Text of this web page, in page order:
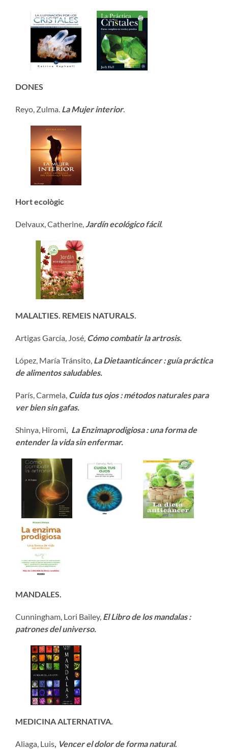
DONES
Reyo, Zulma. La Mujerinterior.
Hort ecològic
Delvaux, Catherine,Jardín ecológico fácil.
MALALTIES. REMEIS NATURALS.
Artigas García, José, Cómo combatir la artrosis.
López, María Tránsito, La Dietaanticáncer : guía práctica
de alimentos saludables.
París, Carmela, Cuida tus ojos : métodos naturales para
ver bien sin gafas.
Shinya, Hiromi, La Enzimaprodigiosa : una forma de
entender la vida sin enfermar.
MANDALES.
Cunningham, Lori Bailey, El Libro de los mandalas :
patrones del universo.
MEDICINA ALTERNATIVA.
Aliaga, Luis, Vencer el dolor de forma natural.